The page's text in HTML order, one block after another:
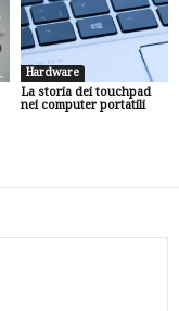
Hardware
La storia dei touchpad
nei computer portatili